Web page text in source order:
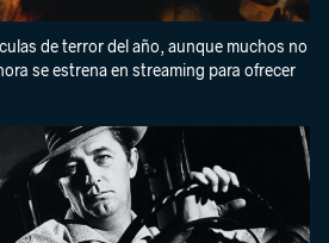
de terror del año, aunque muchos no
se estrena en streaming para ofrecer